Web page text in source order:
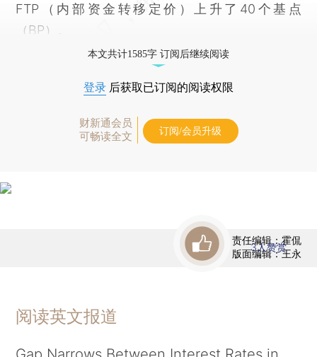
FTP（内部资金转移定价）上升了40个基点
（BP）。
本文共计1585字 订阅后继续阅读
登录 后获取已订阅的阅读权限
财新通会员
可畅读全文
订阅/会员升级
责任编辑：霍侃
版面编辑：王永
3人赞赏
阅读英文报道